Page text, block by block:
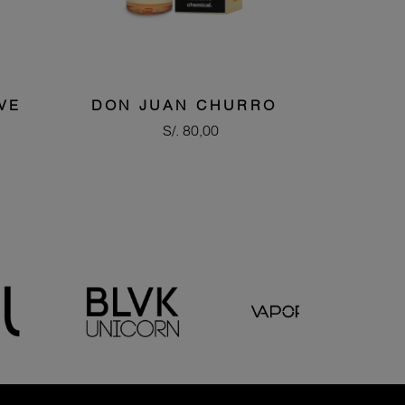
DON JUAN CHURRO
Precio
S/. 80,00